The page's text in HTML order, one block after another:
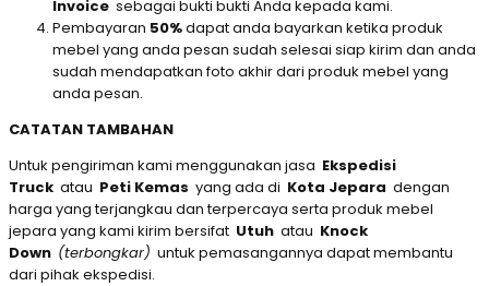
Invoice sebagai bukti bukti Anda kepada kami.
Pembayaran 50%dapat anda bayarkan ketika produk
mebel yang anda pesan sudah selesai siap kirim dan anda
sudah mendapatkan foto akhir dari produk mebel yang
anda pesan.
CATATAN TAMBAHAN
Untuk pengiriman kami menggunakan jasa Ekspedisi
Truck atau Peti Kemas yang ada di Kota Jepara dengan
harga yang terjangkau dan terpercaya serta produk mebel
jepara yang kami kirim bersifat Utuh atau Knock
Down (terbongkar) untuk pemasangannya dapat membantu
dari pihak ekspedisi.